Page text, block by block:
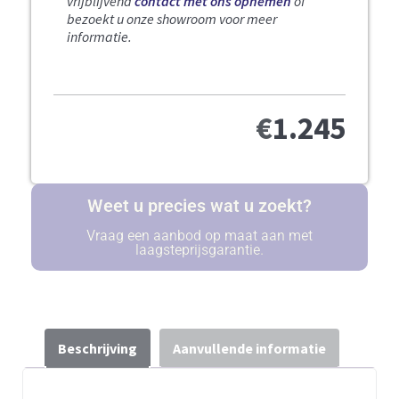
bezoekt u onze showroom voor meer
informatie.
€1.245
Weet u precies wat u zoekt?
Vraag een aanbod op maat aan met
laagsteprijsgarantie.
Beschrijving Aanvullende informatie